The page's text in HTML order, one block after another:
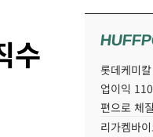
수
롯데케미
업이익
편으로 체
리가켐바